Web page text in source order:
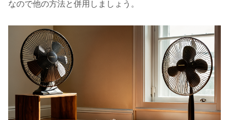
なので他の方法と併用しましょう。